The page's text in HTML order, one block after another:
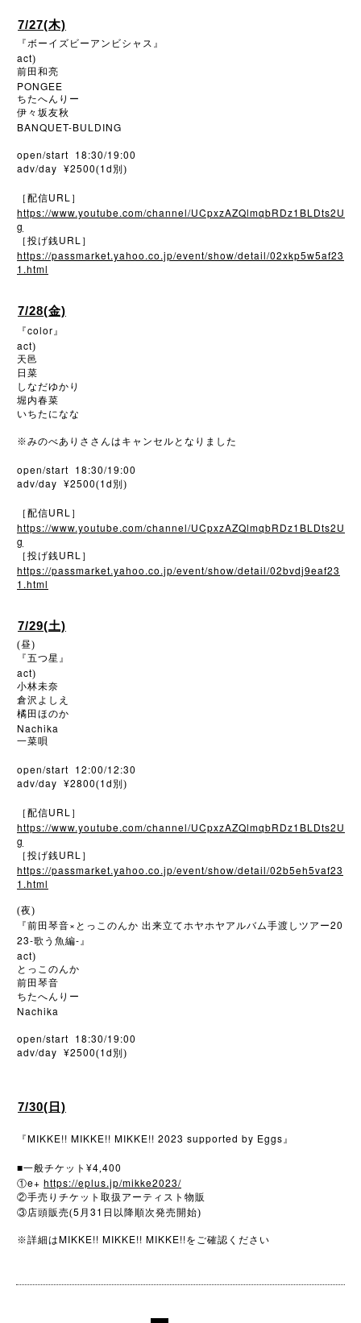
7/27(木)
『ボーイズビーアンビシャス』
act)
前田和亮
PONGEE
ちたへんりー
伊々坂友秋
BANQUET-BULDING
open/start 18:30/19:00
adv/day ¥2500(1d 別)
［配信URL ］
https://www.youtube.com/channel/UCpxzAZQlmqbRDz1BLDts2U
g
［投げ銭URL ］
https://passmarket.yahoo.co.jp/event/show/detail/02xkp5w5af23
1.html
7/28(金)
『color』
act)
天邑
日菜
しなだゆかり
堀内春菜
いちたになな
※みのべありささんはキャンセルとなりました
open/start 18:30/19:00
adv/day ¥2500(1d 別)
［配信URL ］
https://www.youtube.com/channel/UCpxzAZQlmqbRDz1BLDts2U
g
［投げ銭URL ］
https://passmarket.yahoo.co.jp/event/show/detail/02bvdj9eaf23
1.html
7/29(土)
(昼)
『五つ星』
act)
小林未奈
倉沢よしえ
橘田ほのか
Nachika
一菜唄
open/start 12:00/12:30
adv/day ¥2800(1d 別)
［配信URL ］
https://www.youtube.com/channel/UCpxzAZQlmqbRDz1BLDts2U
g
［投げ銭URL ］
https://passmarket.yahoo.co.jp/event/show/detail/02b5eh5vaf23
1.html
(夜)
『前田琴音× とっこのんか 出来立てホヤホヤアルバム手渡しツアー20
23-歌う魚編-』
act)
とっこのんか
前田琴音
ちたへんりー
Nachika
open/start 18:30/19:00
adv/day ¥2500(1d 別)
7/30(日)
『MIKKE!! MIKKE!! MIKKE!! 2023 supported by Eggs』
■一般チケット ¥4,400
①e+ https://eplus.jp/mikke2023/
②手売りチケット取扱アーティスト物販
③店頭販売(5 月 31 日以降順次発売開始)
※詳細はMIKKE!! MIKKE!! MIKKE!!をご確認ください